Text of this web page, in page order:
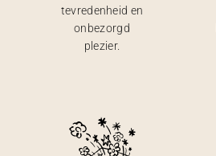
tevredenheid en
onbezorgd
plezier.